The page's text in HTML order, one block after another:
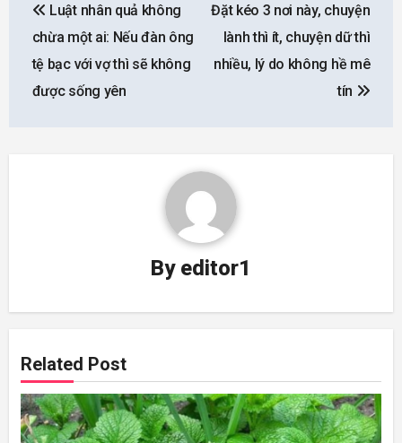
navigation
Luật nhân quả không
chừa một ai: Nếu đàn ông
tệ bạc với vợ thì sẽ không
được sống yên
Đặt kéo 3 nơi này, chuyện
lành thì ít, chuyện dữ thì
nhiều, lý do không hề mê
tín
By editor1
Related Post